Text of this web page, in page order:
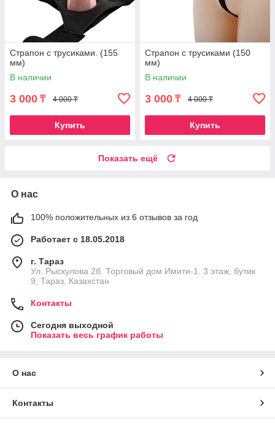
Страпон с трусиками. (155
мм)
В наличии
3 000 ₸ 4 000 ₸
Купить
Страпон с трусиками (150
мм)
В наличии
3 000 ₸ 4 000 ₸
Купить
Показать ещё
О нас
100% положительных из 6 отзывов за год
Работает с 18.05.2018
г. Тараз
Ул. Рыскулова 2б. Торговый дом Имити-1. 3 этаж, бутик
9, Тараз, Казахстан
Контакты
Сегодня выходной
Показать весь график работы
О нас
Контакты